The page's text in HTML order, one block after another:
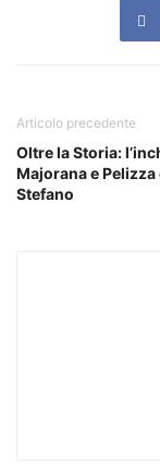
Articolo precedente
Oltre la Storia:
Majorana e Pelizza
Stefano